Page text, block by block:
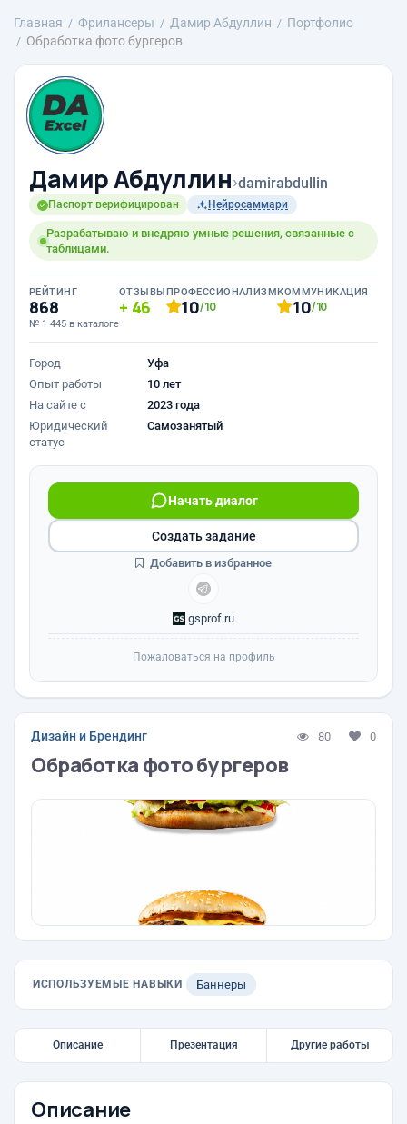
Главная Фрилансеры Дамир Абдуллин
Портфолио
Обработка фото бургеров
Дамир Абдуллин›damirabdullin
Паспорт верифицирован Нейросаммари
Разрабатываю и внедряю умные решения, связанные с
таблицами.
РЕЙТИНГ
868
№ 1 445 в каталоге
ОТЗЫВЫ
46
ПРОФЕССИОНАЛИЗМ
10/10
КОММУНИКАЦИЯ
10/10
Город
Уфа
Опыт работы
10 лет
На сайте с
2023 года
Юридический
статус
Самозанятый
Начать диалог
gsprof.ru
Создать задание
Добавить в избранное
Пожаловаться на профиль
Дизайн и Брендинг 80 0
Обработка фото бургеров
ИСПОЛЬЗУЕМЫЕ НАВЫКИ Баннеры
Описание Презентация Другие работы
Описание